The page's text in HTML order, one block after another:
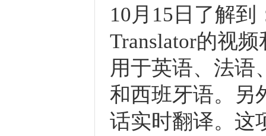
10月15日了解到
Translator的视
用于英语、法语
和西班牙语。另
话实时翻译。这